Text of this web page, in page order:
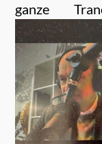
ganze